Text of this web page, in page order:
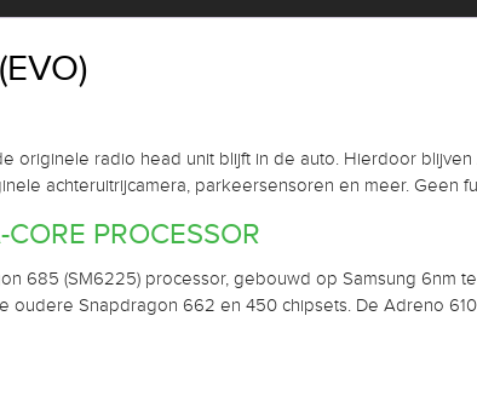
originele radio head unit blijft in de auto. Hierdoor blijven
achteruitrijcamera, parkeersensoren en meer. Geen
PROCESSOR
685 (SM6225) processor, gebouwd op Samsung 6nm
Snapdragon 662 en 450 chipsets. De Adreno